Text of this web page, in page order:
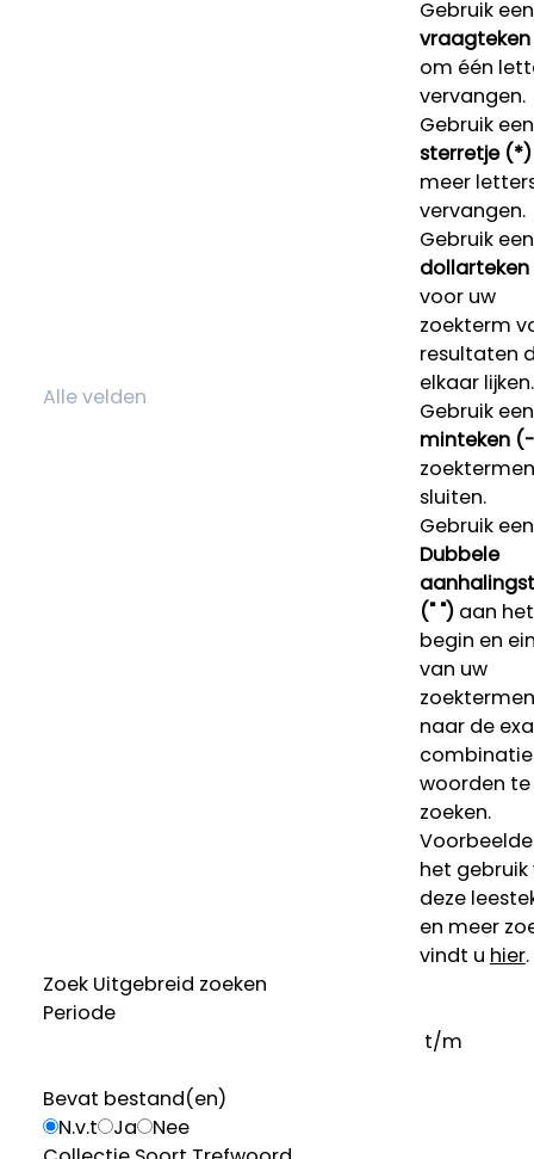
Gebruik een
om één
vervangen.
Gebruik een
sterretje (*)
meer
vervangen.
Gebruik een
voor uw
zoekterm
resultaten
elkaar lijken.
Gebruik een
minteken
sluiten.
Gebruik een
Dubbele
(" ")aan het
begin en
van uw
naar de
woorden te
zoeken.
het gebruik
deze
en meer
vindt u hier.
Zoek Uitgebreid zoeken
Periode
t/m
Bevat bestand(en)
N.v.t
Ja
Nee